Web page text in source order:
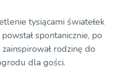
tysiącami światełek
spontanicznie, po
rodzinę do
dla gości.